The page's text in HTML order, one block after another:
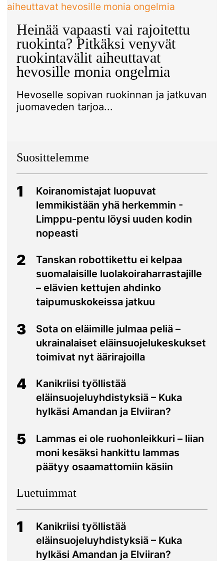
Heinää vapaasti vai rajoitettu
ruokinta? Pitkäksi venyvät
ruokintavälit aiheuttavat
hevosille monia ongelmia
Hevoselle sopivan ruokinnan ja jatkuvan
juomaveden tarjoa...
Suosittelemme
1
Koiranomistajat luopuvat
lemmikistään yhä herkemmin -
Limppu-pentu löysi uuden kodin
nopeasti
2
Tanskan robottikettu ei kelpaa
suomalaisille luolakoiraharrastajille
– elävien kettujen ahdinko
taipumuskokeissa jatkuu
3
Sota on eläimille julmaa peliä –
ukrainalaiset eläinsuojelukeskukset
toimivat nyt äärirajoilla
4
Kanikriisi työllistää
eläinsuojeluyhdistyksiä – Kuka
hylkäsi Amandan ja Elviiran?
5
Lammas ei ole ruohonleikkuri – liian
moni kesäksi hankittu lammas
päätyy osaamattomiin käsiin
Luetuimmat
1
Kanikriisi työllistää
eläinsuojeluyhdistyksiä – Kuka
hylkäsi Amandan ja Elviiran?